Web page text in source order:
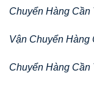
Chuyển Hàng
Vận Chuyển
Chuyển Hàng